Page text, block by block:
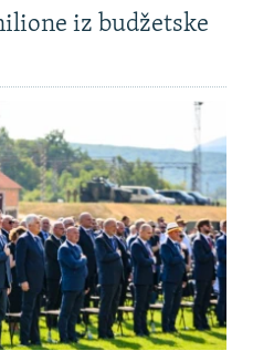
iz budžetske